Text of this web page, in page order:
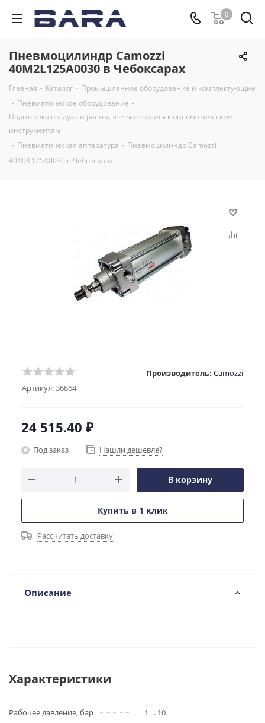
0
Пневмоцилиндр Camozzi
40M2L125A0030 в Чебоксарах
Главная - Каталог - Промышленное оборудование и комплектующие
- Пневматическое оборудование -
Подготовка воздуха и расходные материалы к пневматическим
инструментам
- Пневматическая аппаратура - Пневмоцилиндр Camozzi
40M2L125A0030 в Чебоксарах
Артикул:36864
Производитель: Camozzi
24 515.40 ₽
Под заказ Нашли дешевле?
В корзину
Купить в 1 клик
Рассчитать доставку
Описание
Характеристики
Рабочее давление, бар
1 ... 10